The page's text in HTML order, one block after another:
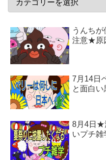
うんち
注意★原
7月14日
と面白い
8月4日★
いプチ雑